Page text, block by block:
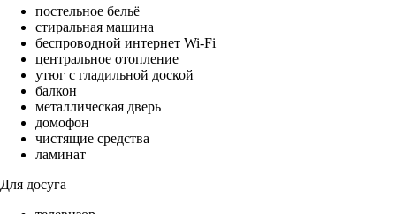
постельное бельё
стиральная машина
беспроводной интернет Wi-Fi
центральное отопление
утюг с гладильной доской
балкон
металлическая дверь
домофон
чистящие средства
ламинат
Для досуга